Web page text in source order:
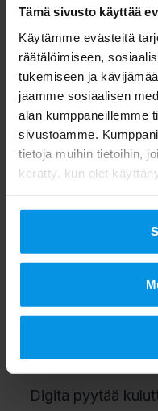
Tämä sivusto käyttää
Käytämme evästeitä
räätälöimiseen,
tukemiseen ja
jaamme sosiaalisen
alan kumppaneillemme
sivustoamme.
tietoja muihin tietoihin,
kerätty, kun olet
Valmistuneilla
varmuudella
jos kuluttajien
Lisäksi on
haastavimmissa
lähetysverkon
ja vaatimukset
väliaikainen ja
joka kestää
Digita pyytää